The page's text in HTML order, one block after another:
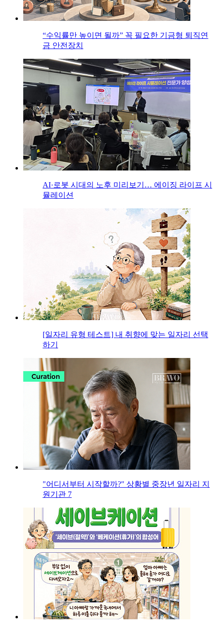
“수익률만 높이면 될까” 꼭 필요한 기금형 퇴직연
금 안전장치
AI·로봇 시대의 노후 미리보기… 에이징 라이프 시
뮬레이션
[일자리 유형 테스트] 내 취향에 맞는 일자리 선택
하기
"어디서부터 시작할까?" 상황별 중장년 일자리 지
원기관 7